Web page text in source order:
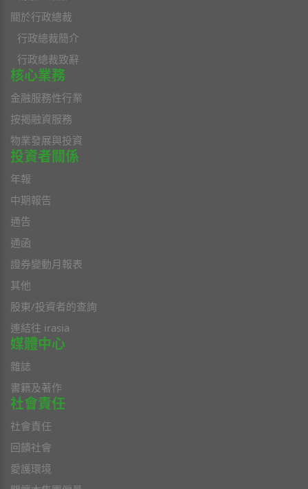
關於行政總裁
行政總裁簡介
行政總裁致辭
核心業務
金融服務性行業
按揭融資服務
物業發展與投資
投資者關係
年報
中期報告
通告
通函
證券變動月報表
其他
股東/投資者的查詢
連結往 irasia
媒體中心
雜誌
書籍及著作
社會責任
社會責任
回饋社會
愛護環境